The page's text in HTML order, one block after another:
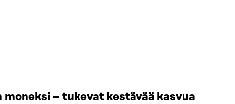
– tukevat kestävää kasvua